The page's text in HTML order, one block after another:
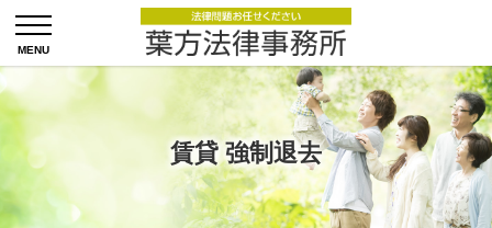
賃貸 強制退去